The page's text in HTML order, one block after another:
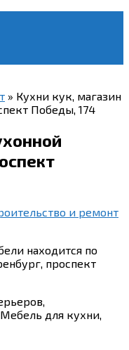
» Кухни кук, магазин
Победы, 174
и ремонт
находится по
проспект
для кухни,